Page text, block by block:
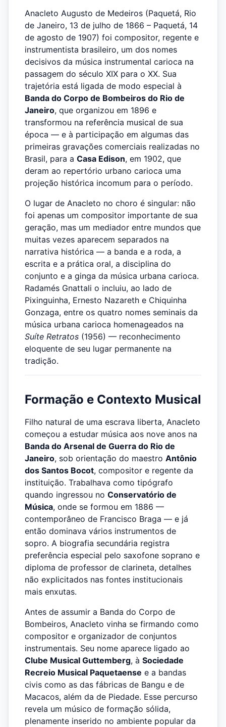
Anacleto Augusto de Medeiros (Paquetá, Rio
de Janeiro, 13 de julho de 1866 – Paquetá, 14
de agosto de 1907) foi compositor, regente e
instrumentista brasileiro, um dos nomes
decisivos da música instrumental carioca na
passagem do século XIX para o XX. Sua
trajetória está ligada de modo especial à
Banda do Corpo de Bombeiros do Rio de
Janeiro, que organizou em 1896 e
transformou na referência musical de sua
época — e à participação em algumas das
primeiras gravações comerciais realizadas no
Brasil, para a Casa Edison, em 1902, que
deram ao repertório urbano carioca uma
projeção histórica incomum para o período.
O lugar de Anacleto no choro é singular: não
foi apenas um compositor importante de sua
geração, mas um mediador entre mundos que
muitas vezes aparecem separados na
narrativa histórica — a banda e a roda, a
escrita e a prática oral, a disciplina do
conjunto e a ginga da música urbana carioca.
Radamés Gnattali o incluiu, ao lado de
Pixinguinha, Ernesto Nazareth e Chiquinha
Gonzaga, entre os quatro nomes seminais da
música urbana carioca homenageados na
Suíte Retratos (1956) — reconhecimento
eloquente de seu lugar permanente na
tradição.
Formação e Contexto Musical
Filho natural de uma escrava liberta, Anacleto
começou a estudar música aos nove anos na
Banda do Arsenal de Guerra do Rio de
Janeiro, sob orientação do maestro Antônio
dos Santos Bocot, compositor e regente da
instituição. Trabalhava como tipógrafo
quando ingressou no Conservatório de
Música, onde se formou em 1886 —
contemporâneo de Francisco Braga — e já
então dominava vários instrumentos de
sopro. A biografia secundária registra
preferência especial pelo saxofone soprano e
diploma de professor de clarineta, detalhes
não explicitados nas fontes institucionais
mais enxutas.
Antes de assumir a Banda do Corpo de
Bombeiros, Anacleto vinha se firmando como
compositor e organizador de conjuntos
instrumentais. Seu nome aparece ligado ao
Clube Musical Guttemberg, à Sociedade
Recreio Musical Paquetaense e a bandas
civis como as das fábricas de Bangu e de
Macacos, além da de Piedade. Esse percurso
revela um músico de formação sólida,
plenamente inserido no ambiente popular da